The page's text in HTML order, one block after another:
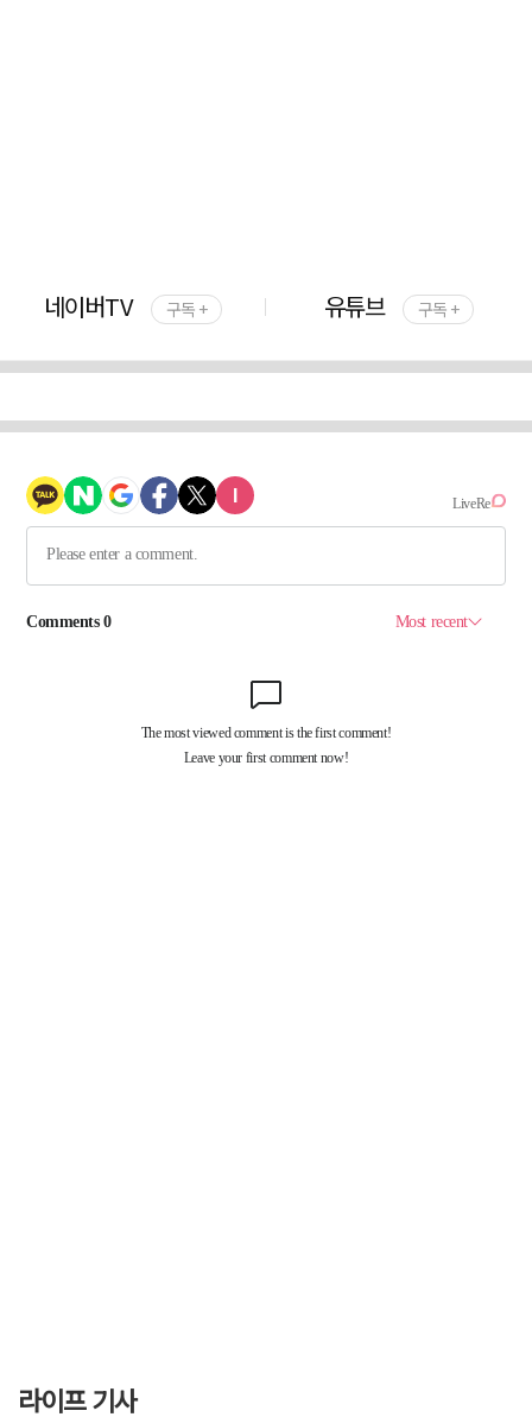
네이버TV 구독 + 유튜브 구독 +
라이프 기사